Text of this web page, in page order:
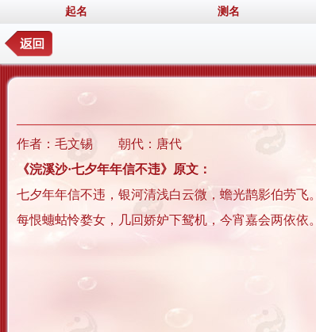
起名 测名
作者：毛文锡 朝代：唐代
《浣溪沙·七夕年年信不违》原文：
七夕年年信不违，银河清浅白云微，蟾光鹊影伯劳飞。
每恨蟪蛄怜婺女，几回娇妒下鸳机，今宵嘉会两依依。